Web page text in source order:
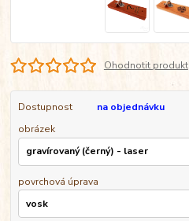
Ohodnotit produkt
Dostupnost
na objednávku
obrázek
povrchová úprava